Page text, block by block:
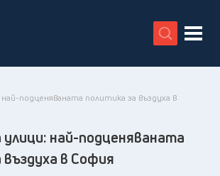
X
подценяваната политика за въздуха в
най-подценяваната
въздуха в София